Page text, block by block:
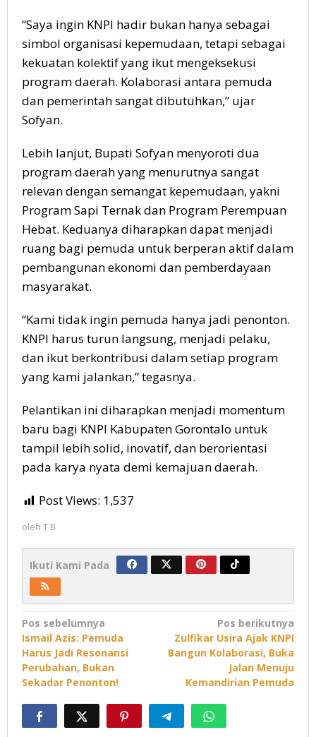
“Saya ingin KNPI hadir bukan hanya sebagai
simbol organisasi kepemudaan, tetapi sebagai
kekuatan kolektif yang ikut mengeksekusi
program daerah. Kolaborasi antara pemuda
dan pemerintah sangat dibutuhkan,” ujar
Sofyan.
Lebih lanjut, Bupati Sofyan menyoroti dua
program daerah yang menurutnya sangat
relevan dengan semangat kepemudaan, yakni
Program Sapi Ternak dan Program Perempuan
Hebat. Keduanya diharapkan dapat menjadi
ruang bagi pemuda untuk berperan aktif dalam
pembangunan ekonomi dan pemberdayaan
masyarakat.
“Kami tidak ingin pemuda hanya jadi penonton.
KNPI harus turun langsung, menjadi pelaku,
dan ikut berkontribusi dalam setiap program
yang kami jalankan,” tegasnya.
Pelantikan ini diharapkan menjadi momentum
baru bagi KNPI Kabupaten Gorontalo untuk
tampil lebih solid, inovatif, dan berorientasi
pada karya nyata demi kemajuan daerah.
Post Views: 1,537
oleh T B
Ikuti Kami Pada
Navigasi
pos
Pos sebelumnya
Ismail Azis: Pemuda
Harus Jadi Resonansi
Perubahan, Bukan
Sekadar Penonton!
Pos berikutnya
Zulfikar Usira Ajak KNPI
Bangun Kolaborasi, Buka
Jalan Menuju
Kemandirian Pemuda